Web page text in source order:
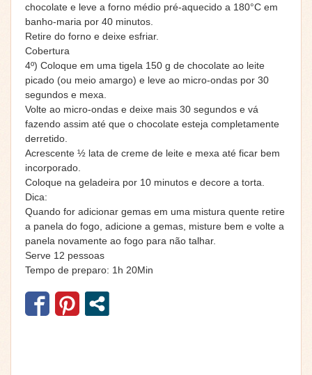
chocolate e leve a forno médio pré-aquecido a 180°C em
banho-maria por 40 minutos.
Retire do forno e deixe esfriar.
Cobertura
4º) Coloque em uma tigela 150 g de chocolate ao leite
picado (ou meio amargo) e leve ao micro-ondas por 30
segundos e mexa.
Volte ao micro-ondas e deixe mais 30 segundos e vá
fazendo assim até que o chocolate esteja completamente
derretido.
Acrescente ½ lata de creme de leite e mexa até ficar bem
incorporado.
Coloque na geladeira por 10 minutos e decore a torta.
Dica:
Quando for adicionar gemas em uma mistura quente retire
a panela do fogo, adicione a gemas, misture bem e volte a
panela novamente ao fogo para não talhar.
Serve 12 pessoas
Tempo de preparo: 1h 20Min